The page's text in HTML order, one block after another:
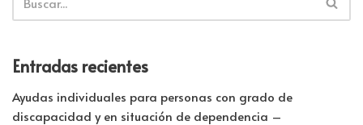
Entradas recientes
Ayudas individuales para personas con grado de
discapacidad y en situación de dependencia –